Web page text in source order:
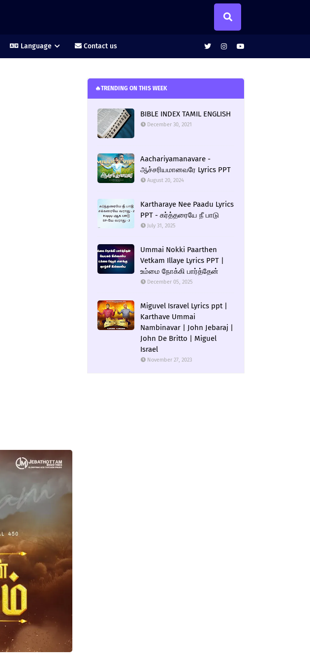
Language Contact us
🔥TRENDING ON THIS WEEK
BIBLE INDEX TAMIL ENGLISH
December 30, 2021
Aachariyamanavare -
ஆச்சரியமானவரே Lyrics PPT
August 20, 2024
Kartharaye Nee Paadu Lyrics
PPT - கர்த்தரையே நீ பாடு
July 31, 2025
Ummai Nokki Paarthen
Vetkam Illaye Lyrics PPT |
உம்மை நோக்கி பார்த்தேன்
December 05, 2025
Miguvel Isravel Lyrics ppt |
Karthave Ummai
Nambinavar | John Jebaraj |
John De Britto | Miguel
Israel
November 27, 2023